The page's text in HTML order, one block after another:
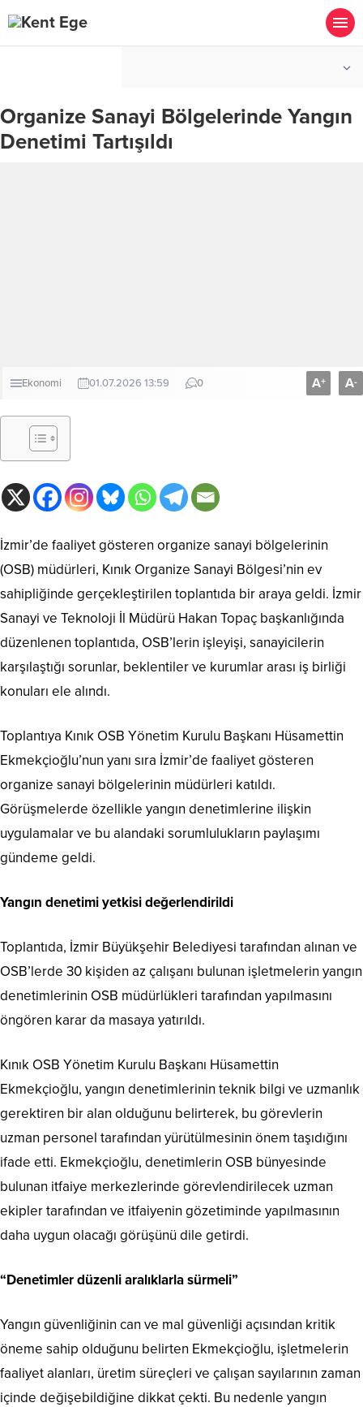
Organize Sanayi Bölgelerinde Yangın
Denetimi Tartışıldı
Ekonomi 01.07.2026 13:59 0 A+ A-
İzmir’de faaliyet gösteren organize sanayi bölgelerinin
(OSB) müdürleri, Kınık Organize Sanayi Bölgesi’nin ev
sahipliğinde gerçekleştirilen toplantıda bir araya geldi. İzmir
Sanayi ve Teknoloji İl Müdürü Hakan Topaç başkanlığında
düzenlenen toplantıda, OSB’lerin işleyişi, sanayicilerin
karşılaştığı sorunlar, beklentiler ve kurumlar arası iş birliği
konuları ele alındı.
Toplantıya Kınık OSB Yönetim Kurulu Başkanı Hüsamettin
Ekmekçioğlu’nun yanı sıra İzmir’de faaliyet gösteren
organize sanayi bölgelerinin müdürleri katıldı.
Görüşmelerde özellikle yangın denetimlerine ilişkin
uygulamalar ve bu alandaki sorumlulukların paylaşımı
gündeme geldi.
Yangın denetimi yetkisi değerlendirildi
Toplantıda, İzmir Büyükşehir Belediyesi tarafından alınan ve
OSB’lerde 30 kişiden az çalışanı bulunan işletmelerin yangın
denetimlerinin OSB müdürlükleri tarafından yapılmasını
öngören karar da masaya yatırıldı.
Kınık OSB Yönetim Kurulu Başkanı Hüsamettin
Ekmekçioğlu, yangın denetimlerinin teknik bilgi ve uzmanlık
gerektiren bir alan olduğunu belirterek, bu görevlerin
uzman personel tarafından yürütülmesinin önem taşıdığını
ifade etti. Ekmekçioğlu, denetimlerin OSB bünyesinde
bulunan itfaiye merkezlerinde görevlendirilecek uzman
ekipler tarafından ve itfaiyenin gözetiminde yapılmasının
daha uygun olacağı görüşünü dile getirdi.
“Denetimler düzenli aralıklarla sürmeli”
Yangın güvenliğinin can ve mal güvenliği açısından kritik
öneme sahip olduğunu belirten Ekmekçioğlu, işletmelerin
faaliyet alanları, üretim süreçleri ve çalışan sayılarının zaman
içinde değişebildiğine dikkat çekti. Bu nedenle yangın